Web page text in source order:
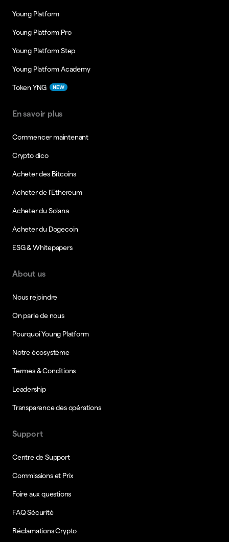
Young Platform
Young Platform Pro
Young Platform Step
Young Platform Academy
Token YNG NEW
En savoir plus
Commencer maintenant
Crypto dico
Acheter des Bitcoins
Acheter de l’Ethereum
Acheter du Solana
Acheter du Dogecoin
ESG & Whitepapers
About us
Nous rejoindre
On parle de nous
Pourquoi Young Platform
Notre écosystème
Termes & Conditions
Leadership
Transparence des opérations
Support
Centre de Support
Commissions et Prix
Foire aux questions
FAQ Sécurité
Réclamations Crypto